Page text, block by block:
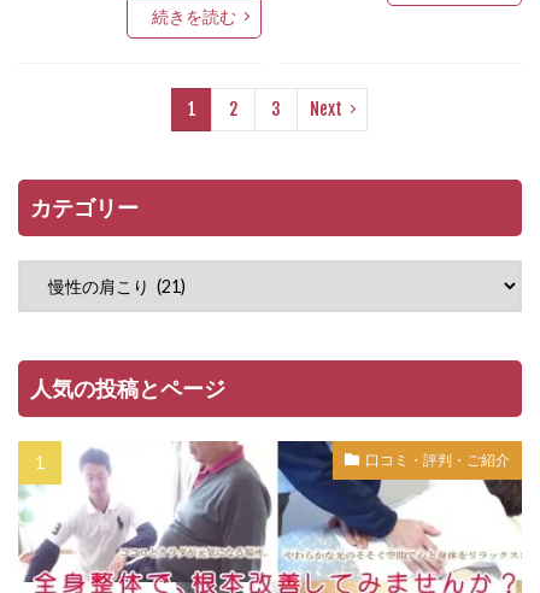
続きを読む
1 2 3 Next
カテゴリー
人気の投稿とページ
口コミ・評判・ご紹介